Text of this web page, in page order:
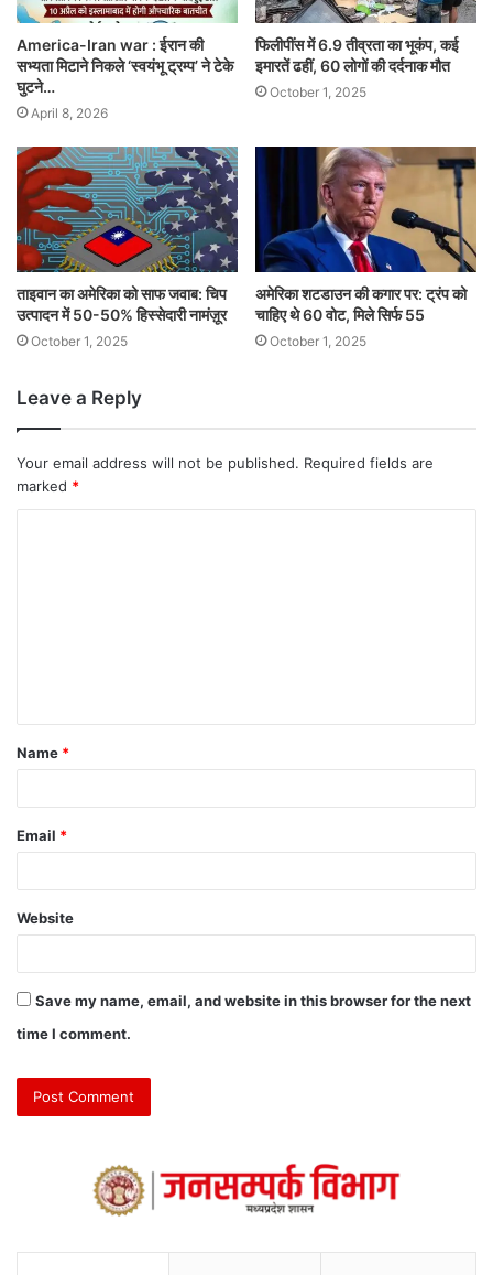
America-Iran war : ईरान की
सभ्यता मिटाने निकले ‘स्वयंभू ट्रम्प’ ने टेके
घुटने…
April 8, 2026
फिलीपींस में 6.9 तीव्रता का भूकंप, कई
इमारतें ढहीं, 60 लोगों की दर्दनाक मौत
October 1, 2025
ताइवान का अमेरिका को साफ जवाब: चिप
उत्पादन में 50-50% हिस्सेदारी नामंज़ूर
October 1, 2025
अमेरिका शटडाउन की कगार पर: ट्रंप को
चाहिए थे 60 वोट, मिले सिर्फ 55
October 1, 2025
Leave a Reply
Your email address will not be published. Required fields are
marked *
Name *
Email *
Website
Save my name, email, and website in this browser for the next
time I comment.